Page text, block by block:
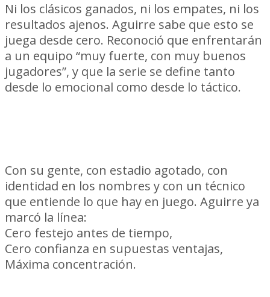
Ni los clásicos ganados, ni los empates, ni los
resultados ajenos. Aguirre sabe que esto se
juega desde cero. Reconoció que enfrentarán
a un equipo “muy fuerte, con muy buenos
jugadores”, y que la serie se define tanto
desde lo emocional como desde lo táctico.
Con su gente, con estadio agotado, con
identidad en los nombres y con un técnico
que entiende lo que hay en juego. Aguirre ya
marcó la línea:
Cero festejo antes de tiempo,
Cero confianza en supuestas ventajas,
Máxima concentración.